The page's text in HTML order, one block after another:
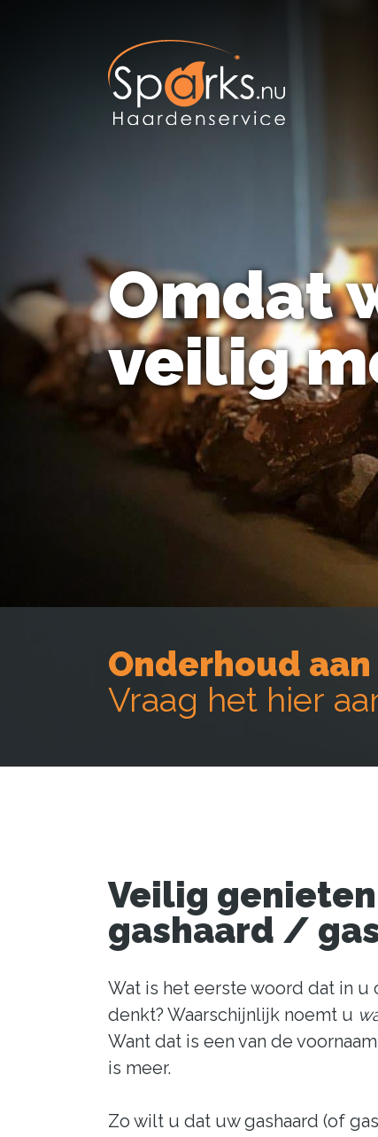
Omdat
veilig
Onderhoud
Vraag het hier
Veilig
gashaard /
Wat is het eerste woord dat in u
denkt? Waarschijnlijk noemt u
Want dat is een van de
is meer.
Zo wilt u dat uw gashaard (of